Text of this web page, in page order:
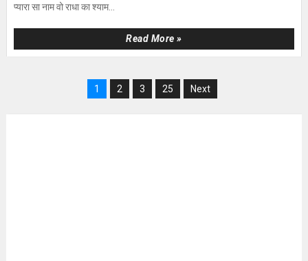
प्यारा सा नाम वो राधा का श्याम...
Read More »
1 2 3 25 Next